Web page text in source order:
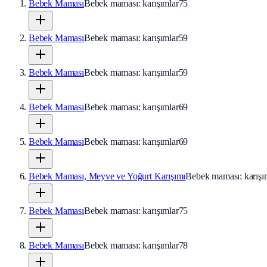
Bebek MamasıBebek maması: karışımlar75
Bebek MamasıBebek maması: karışımlar59
Bebek MamasıBebek maması: karışımlar59
Bebek MamasıBebek maması: karışımlar69
Bebek MamasıBebek maması: karışımlar69
Bebek Maması, Meyve ve Yoğurt KarışımıBebek maması:
Bebek MamasıBebek maması: karışımlar75
Bebek MamasıBebek maması: karışımlar78